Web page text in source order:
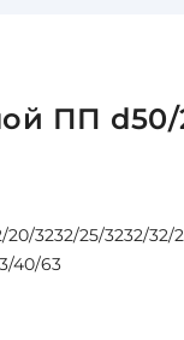
ПП
20/3232/25/3232/32/
40/63